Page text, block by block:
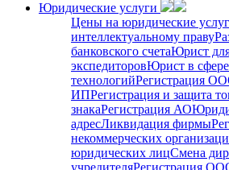
Юридические услуги
Цены на юридические
интеллектуальному праву
банковского счетаЮрист
экспедиторовЮрист в
технологийРегистрация
ИПРегистрация и защита
знакаРегистрация АО
адресЛиквидация фирмы
некоммерческих
юридических лицСмена
учредителяРегистрация